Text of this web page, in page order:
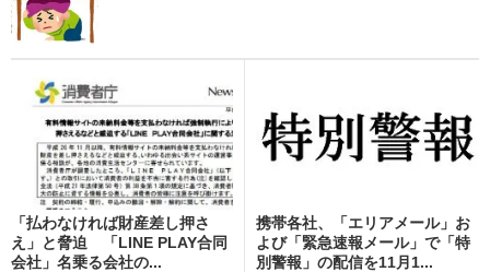
「払わなければ財産差し押さ
え」と脅迫 「LINE PLAY合同
会社」名乗る会社の...
携帯各社、「エリアメール」お
よび「緊急速報メール」で「特
別警報」の配信を11月1...